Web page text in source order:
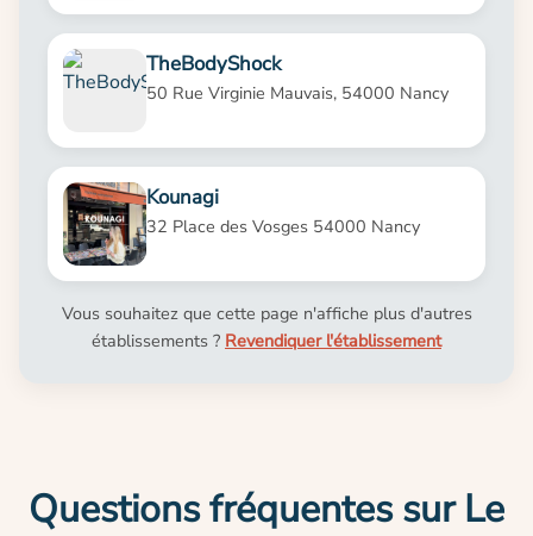
TheBodyShock
50 Rue Virginie Mauvais, 54000 Nancy
Kounagi
32 Place des Vosges 54000 Nancy
Vous souhaitez que cette page n'affiche plus d'autres
établissements ? Revendiquer l'établissement
Questions fréquentes sur Le